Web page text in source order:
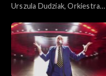
Urszula Dudziak, Orkiestra
medley instrumentalny. 62.
KFPP: „Małe tęsknoty –
koncert pamięci Wojciecha
Trzcińskiego”